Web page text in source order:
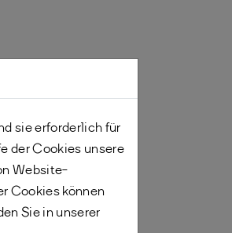
sie erforderlich für
der Cookies unsere
Website-
Cookies können
Sie in unserer